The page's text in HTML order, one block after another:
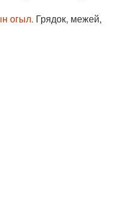
огыл. Грядок, межей,